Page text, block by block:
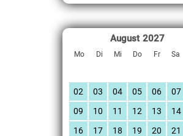
August 2027
Mo Di Mi Do Fr Sa
02
03 04 05 06 07
09
10 11 12 13 14
16
17 18 19 20 21